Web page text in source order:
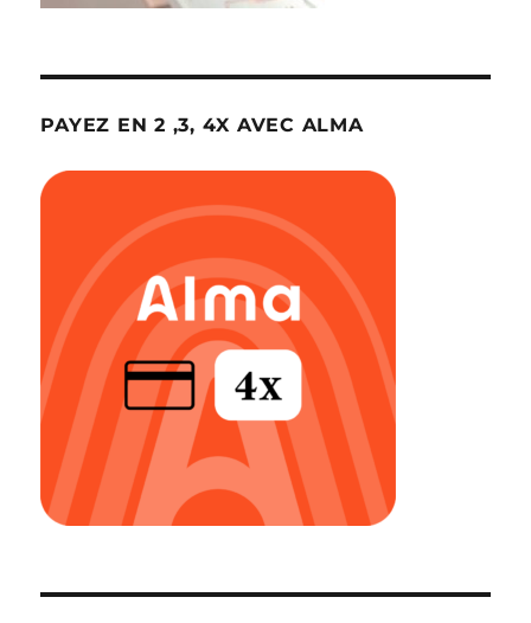
PAYEZ EN 2 ,3, 4X AVEC ALMA